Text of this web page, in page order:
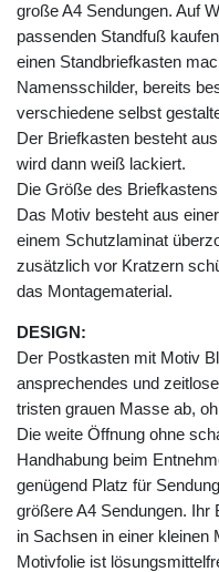
große A4 Sendungen. Auf
passenden Standfuß
einen Standbriefkasten
Namensschilder, bereits
verschiedene selbst
Der Briefkasten besteht
wird dann weiß lackiert.
Die Größe des
Das Motiv besteht aus
einem Schutzlaminat
zusätzlich vor Kratzern
das Montagematerial.
DESIGN:
Der Postkasten mit Motiv
ansprechendes und
tristen grauen Masse ab,
Die weite Öffnung ohne
Handhabung beim
genügend Platz für
größere A4 Sendungen.
in Sachsen in einer kleinen
Motivfolie ist